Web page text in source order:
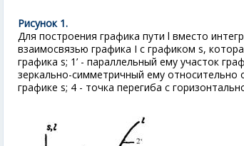
Рисунок 1.
Для построения графика пути l вместо
взаимосвязью графика I с графиком s,
графика s; 1’ - параллельный ему участок
зеркально-симметричный ему относительно
графике s; 4 - точка перегиба с